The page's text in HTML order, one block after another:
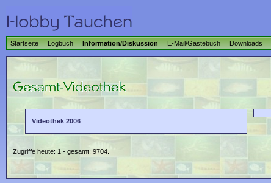
Startseite Logbuch Information/Diskussion E-Mail/Gästebuch Downloads
Videothek 2006
Zugriffe heute: 1 - gesamt: 9704.